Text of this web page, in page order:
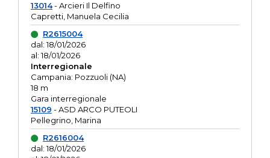
13014- Arcieri Il Delfino
Capretti, Manuela Cecilia
R2615004
dal: 18/01/2026
al: 18/01/2026
Interregionale
Campania: Pozzuoli (NA)
18 m
Gara interregionale
15109 - ASD ARCO PUTEOLI
Pellegrino, Marina
R2616004
dal: 18/01/2026